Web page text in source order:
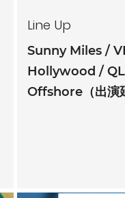
Line Up
Sunny Miles
Hollywood
Offshore（出演